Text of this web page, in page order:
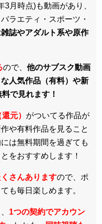
3月時点)も動画があり、
ラエティ・スポーツ・
誌やアダルト系や原作
ので、 他のサブスク動画
人気作品（有料）や新
で見れます！
元） がついてる作品が
や有料作品を見ること
は無料期間を過ぎても
をおすすめします！
さんありますので、ポ
も毎日楽しめます。
1つの契約でアカウン